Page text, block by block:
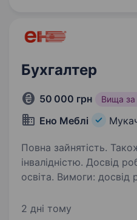
Бухгалтер
50 000 грн Вища
Ено Меблі
Повна зайнятість.
інвалідністю. Досвід
освіта. Вимоги: досвід роботи; вища освіта;
роботи: Повна зайнятість. Офіційне
2 дні тому